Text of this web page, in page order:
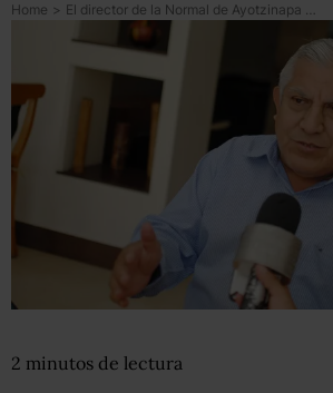
Home > El director de la Normal de Ayotzinapa comparecerá ante la PGR la próxima semana
2 minutos de lectura